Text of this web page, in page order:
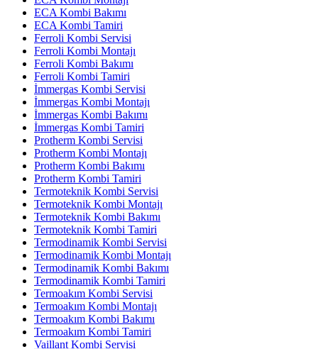
ECA Kombi Bakımı
ECA Kombi Tamiri
Ferroli Kombi Servisi
Ferroli Kombi Montajı
Ferroli Kombi Bakımı
Ferroli Kombi Tamiri
İmmergas Kombi Servisi
İmmergas Kombi Montajı
İmmergas Kombi Bakımı
İmmergas Kombi Tamiri
Protherm Kombi Servisi
Protherm Kombi Montajı
Protherm Kombi Bakımı
Protherm Kombi Tamiri
Termoteknik Kombi Servisi
Termoteknik Kombi Montajı
Termoteknik Kombi Bakımı
Termoteknik Kombi Tamiri
Termodinamik Kombi Servisi
Termodinamik Kombi Montajı
Termodinamik Kombi Bakımı
Termodinamik Kombi Tamiri
Termoakım Kombi Servisi
Termoakım Kombi Montajı
Termoakım Kombi Bakımı
Termoakım Kombi Tamiri
Vaillant Kombi Servisi